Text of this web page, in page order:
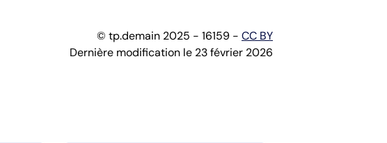
© tp.demain 2025 - 16159 - CC BY
Dernière modification le 23 février 2026